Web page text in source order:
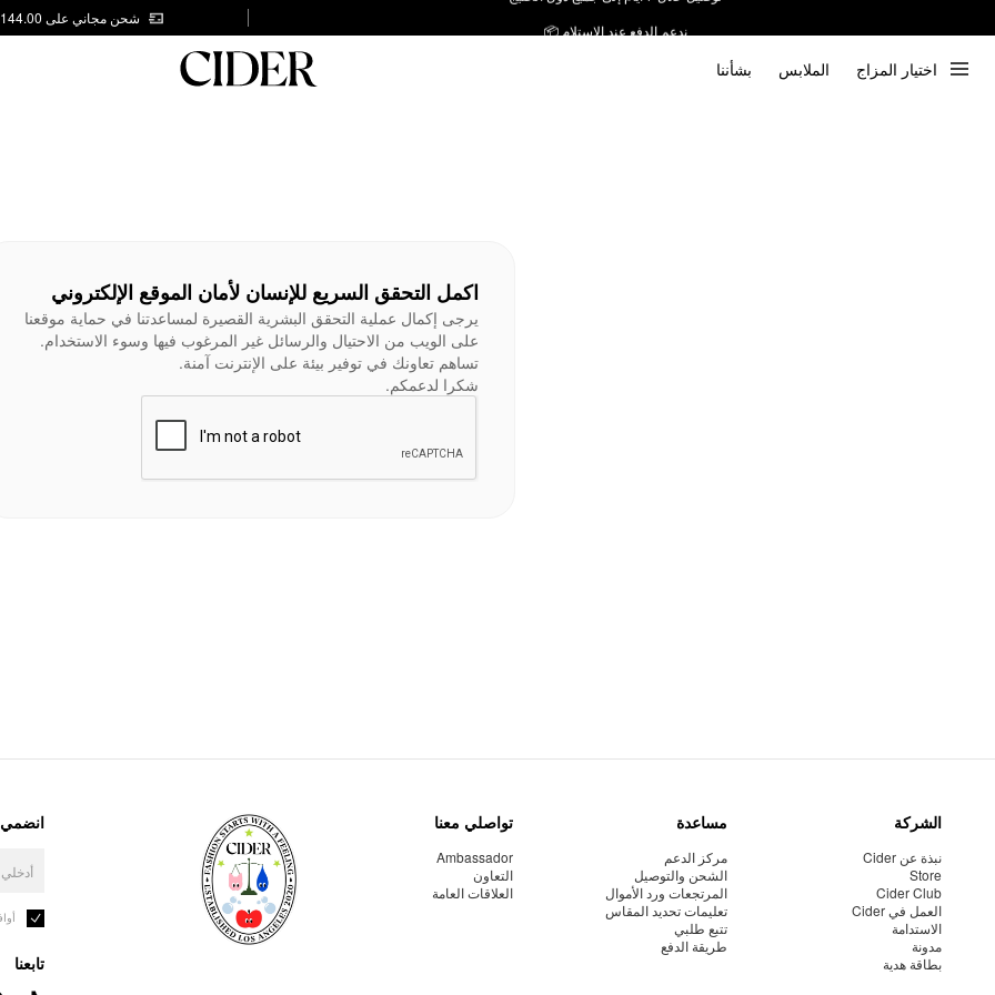
ندعم الدفع عند الاستلام 📦 شحن مجاني على AED 144.00
اختيار المزاج الملابس بشأننا
اكمل التحقق السريع للإنسان لأمان الموقع الإلكتروني
يرجى إكمال عملية التحقق البشرية القصيرة لمساعدتنا في حماية موقعنا
على الويب من الاحتيال والرسائل غير المرغوب فيها وسوء الاستخدام.
تساهم تعاونك في توفير بيئة على الإنترنت آمنة.
شكرا لدعمكم.
الشركة
نبذة عن Cider
Store
Cider Club
العمل في Cider
الاستدامة
مدونة
بطاقة هدية
مساعدة
مركز الدعم
الشحن والتوصيل
المرتجعات ورد الأموال
تعليمات تحديد المقاس
تتبع طلبي
طريقة الدفع
تواصلي معنا
Ambassador
التعاون
العلاقات العامة
انضمي
تابعنا